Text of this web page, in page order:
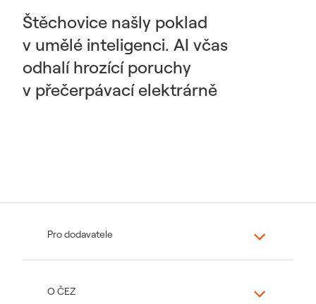
Štěchovice našly poklad
v umělé inteligenci. AI včas
odhalí hrozící poruchy
v přečerpávací elektrárně
Pro dodavatele
O ČEZ